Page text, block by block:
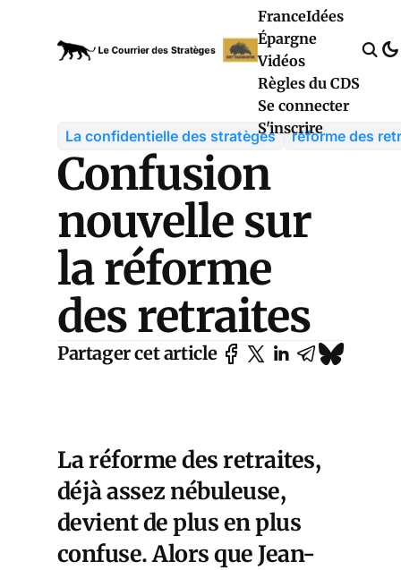
FranceIdées
Épargne
Vidéos
Règles du CDS
Se connecter
S'inscrire
La confidentielle des stratèges réforme des
Confusion
nouvelle sur
la réforme
des retraites
Partager cet article
La réforme des retraites,
déjà assez nébuleuse,
devient de plus en plus
confuse. Alors que Jean-